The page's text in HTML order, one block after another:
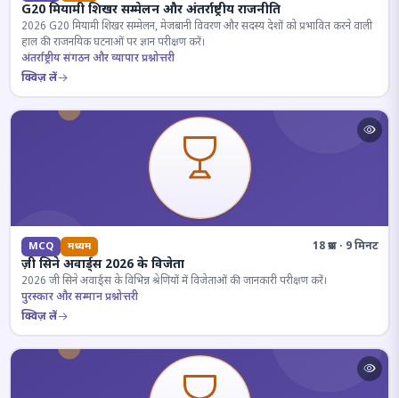
G20 मियामी शिखर सम्मेलन और अंतर्राष्ट्रीय राजनीति
2026 G20 मियामी शिखर सम्मेलन, मेजबानी विवरण और सदस्य देशों को प्रभावित करने वाली
हाल की राजनयिक घटनाओं पर ज्ञान परीक्षण करें।
अंतर्राष्ट्रीय संगठन और व्यापार प्रश्नोत्तरी
क्विज़ लें
MCQ मध्यम 18 प्रश्न · 9 मिनट
ज़ी सिने अवार्ड्स 2026 के विजेता
2026 जी सिने अवार्ड्स के विभिन्न श्रेणियों में विजेताओं की जानकारी परीक्षण करें।
पुरस्कार और सम्मान प्रश्नोत्तरी
क्विज़ लें